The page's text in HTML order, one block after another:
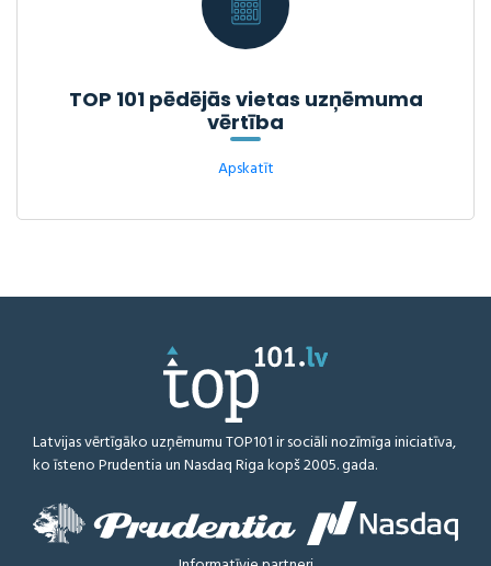
TOP 101 pēdējās vietas uzņēmuma
vērtība
Apskatīt
Latvijas vērtīgāko uzņēmumu TOP101 ir sociāli nozīmīga iniciatīva,
ko īsteno Prudentia un Nasdaq Riga kopš 2005. gada.